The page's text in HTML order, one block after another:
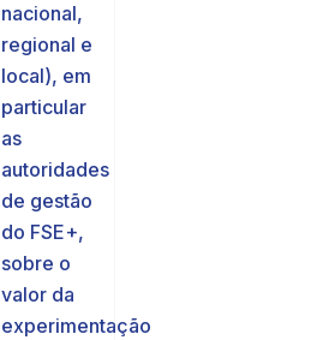
nacional,
regional e
local), em
particular
as
autoridades
de gestão
do FSE+,
sobre o
valor da
experimentação